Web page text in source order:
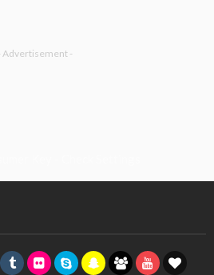
Advertisement -